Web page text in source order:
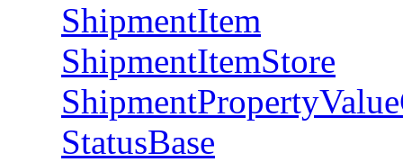
ShipmentItem
ShipmentItemStore
StatusBase